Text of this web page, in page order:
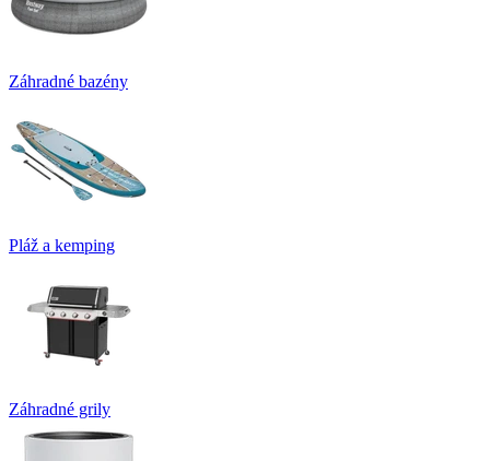
Záhradné bazény
Pláž a kemping
Záhradné grily